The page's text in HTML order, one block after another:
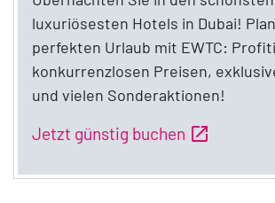
luxuriösesten Hotels in Dubai!
perfekten Urlaub mit EWTC:
konkurrenzlosen Preisen,
und vielen Sonderaktionen!
Jetzt günstig buchen open_in_new